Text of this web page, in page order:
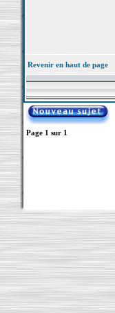
Revenir en haut de page
Page 1 sur 1